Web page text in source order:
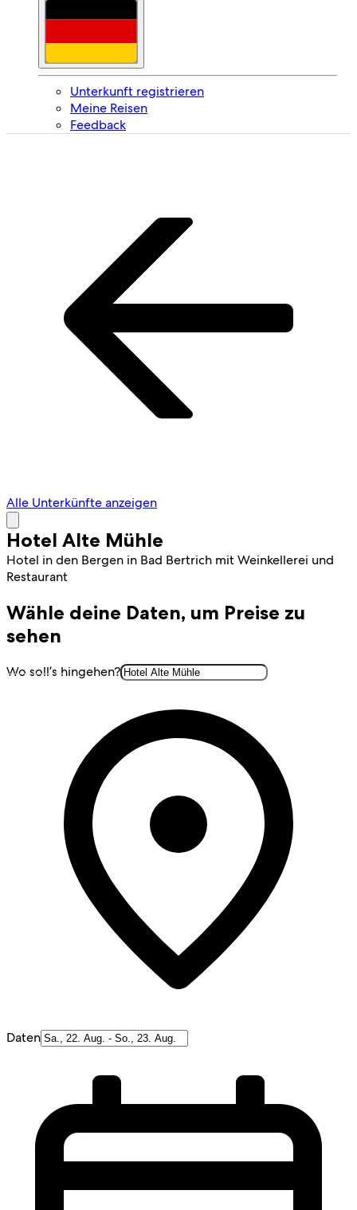
Unterkunft registrieren
Meine Reisen
Feedback
Alle Unterkünfte anzeigen
Hotel Alte Mühle
Hotel in den Bergen in Bad Bertrich mit Weinkellerei und
Restaurant
Wähle deine Daten, um Preise zu
sehen
Wo soll’s hingehen?
Daten